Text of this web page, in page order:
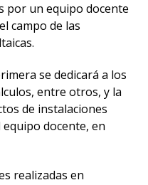
por un equipo docente
campo de las
se dedicará a los
entre otros, y la
de instalaciones
docente, en
realizadas en